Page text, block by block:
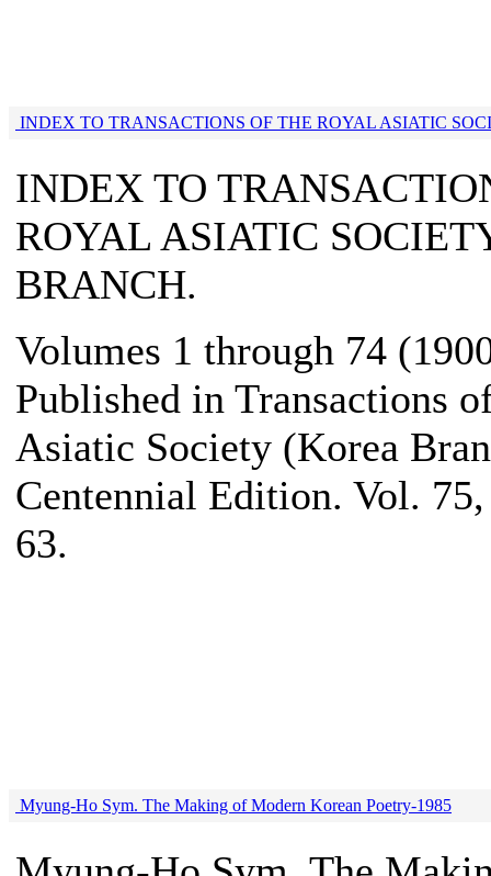
INDEX TO TRANSACTIONS OF THE ROYAL ASIATIC
INDEX TO
ROYAL ASIATIC
BRANCH.
Volumes 1 through 74
Published in Transactions
Asiatic Society (Korea
Centennial Edition. Vol.
63.
Myung-Ho Sym. The Making of Modern Korean Poetry-1985